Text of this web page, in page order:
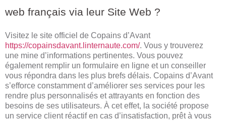
web français via leur Site Web ?
Visitez le site officiel de Copains d’Avant
https://copainsdavant.linternaute.com/. Vous y trouverez
une mine d’informations pertinentes. Vous pouvez
également remplir un formulaire en ligne et un conseiller
vous répondra dans les plus brefs délais. Copains d’Avant
s’efforce constamment d’améliorer ses services pour les
rendre plus personnalisés et attrayants en fonction des
besoins de ses utilisateurs. À cet effet, la société propose
un service client réactif en cas d’insatisfaction, prêt à vous